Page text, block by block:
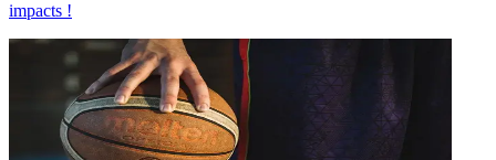
impacts !